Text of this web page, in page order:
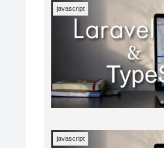
javascript
javascript